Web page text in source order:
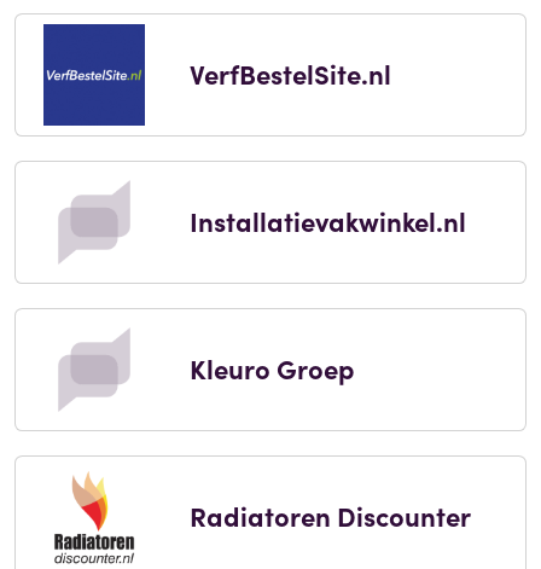
VerfBestelSite.nl
Installatievakwinkel.nl
Kleuro Groep
Radiatoren Discounter